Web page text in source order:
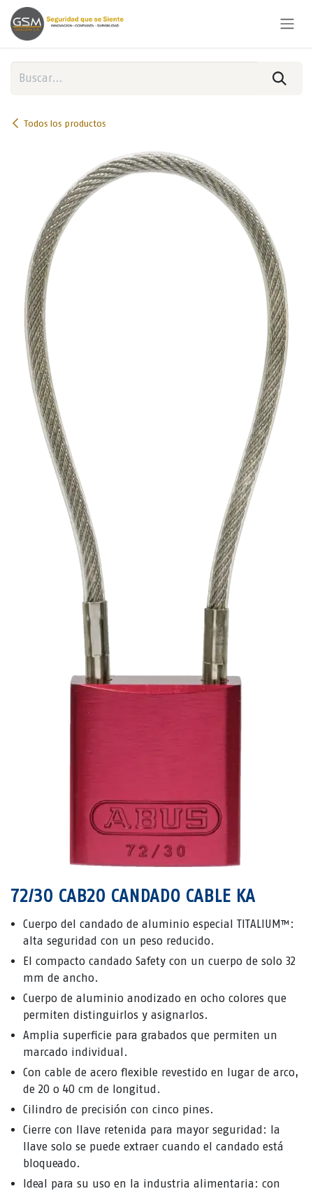
Ir al contenido
Todos los productos
72/30 CAB20 CANDADO CABLE KA
Cuerpo del candado de aluminio especial TITALIUM™:
alta seguridad con un peso reducido.
El compacto candado Safety con un cuerpo de solo 32
mm de ancho.
Cuerpo de aluminio anodizado en ocho colores que
permiten distinguirlos y asignarlos.
Amplia superficie para grabados que permiten un
marcado individual.
Con cable de acero flexible revestido en lugar de arco,
de 20 o 40 cm de longitud.
Cilindro de precisión con cinco pines.
Cierre con llave retenida para mayor seguridad: la
llave solo se puede extraer cuando el candado está
bloqueado.
Ideal para su uso en la industria alimentaria: con